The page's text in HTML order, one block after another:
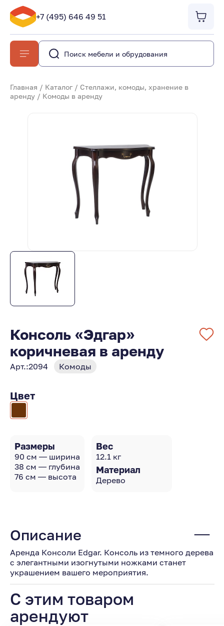
+7 (495) 646 49 51
Главная / Каталог / Стеллажи, комоды, хранение в
аренду / Комоды в аренду
Консоль «Эдгар»
коричневая в аренду
Арт.:2094 Комоды
Цвет
Размеры
90 см — ширина
38 см — глубина
76 см — высота
Вес
12.1 кг
Материал
Дерево
Описание
Аренда Консоли Edgar. Консоль из темного дерева
с элегантными изогнутыми ножками станет
украшением вашего мероприятия.
С этим товаром
арендуют